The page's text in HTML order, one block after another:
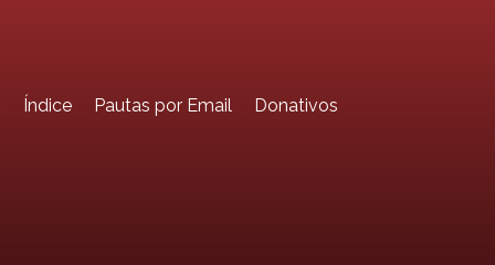
Índice Pautas por Email Donativos